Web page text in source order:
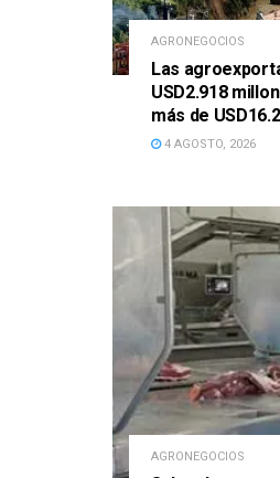
AGRONEGOCIOS
Las
USD2.918
más de
4 AGOSTO, 2026
AGRONEGOCIOS